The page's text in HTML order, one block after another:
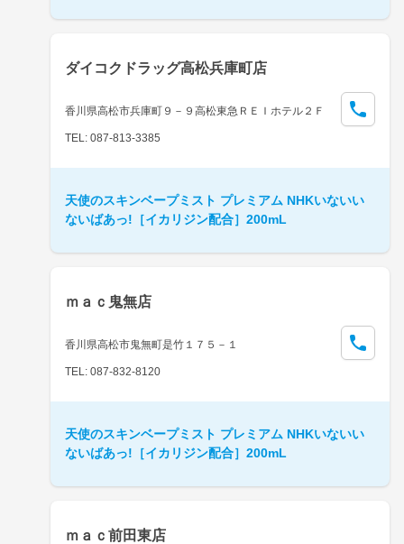
ダイコクドラッグ高松兵庫町店
香川県高松市兵庫町９－９高松東急ＲＥＩホテル２Ｆ
TEL: 087-813-3385
天使のスキンベープミスト プレミアム NHKいないい
ないばあっ!［イカリジン配合］200mL
ｍａｃ鬼無店
香川県高松市鬼無町是竹１７５－１
TEL: 087-832-8120
天使のスキンベープミスト プレミアム NHKいないい
ないばあっ!［イカリジン配合］200mL
ｍａｃ前田東店